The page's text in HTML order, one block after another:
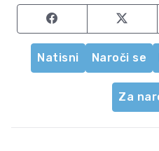
Share on
Natisni Naroči se
Za